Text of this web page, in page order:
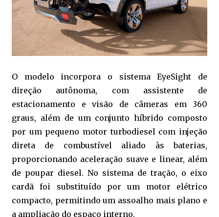
O modelo incorpora o sistema EyeSight de
direção autônoma, com assistente de
estacionamento e visão de câmeras em 360
graus, além de um conjunto híbrido composto
por um pequeno motor turbodiesel com injeção
direta de combustível aliado às baterias,
proporcionando aceleração suave e linear, além
de poupar diesel. No sistema de tração, o eixo
cardã foi substituído por um motor elétrico
compacto, permitindo um assoalho mais plano e
a ampliação do espaço interno.